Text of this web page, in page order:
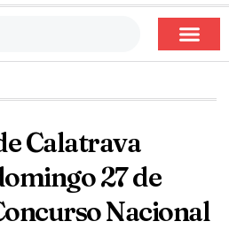
Calatrava
27 de
Nacional